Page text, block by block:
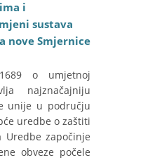
i
sustava
nove Smjernice
o umjetnoj
najznačajniju
unije u području
uredbe o zaštiti
Uredbe započinje
obveze počele